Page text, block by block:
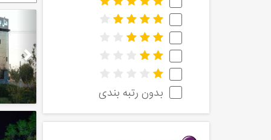
بدون رتبه بندی
Next